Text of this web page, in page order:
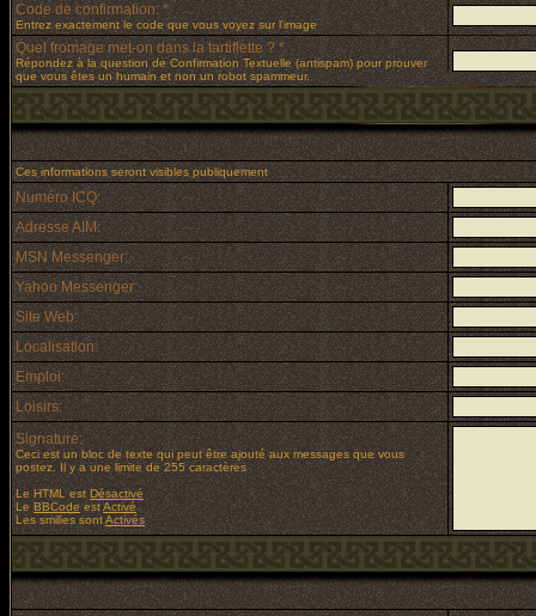
Code de confirmation: *
Entrez exactement le code que vous voyez sur l'image
Quel fromage met-on dans la tartiflette ? *
Répondez à la question de Confirmation Textuelle (antispam) pour prouver
que vous êtes un humain et non un robot spammeur.
Ces informations seront visibles publiquement
Numéro ICQ:
Adresse AIM:
MSN Messenger:
Yahoo Messenger:
Site Web:
Localisation:
Emploi:
Loisirs:
Signature:
Ceci est un bloc de texte qui peut être ajouté aux messages que vous
postez. Il y a une limite de 255 caractères
Le HTML est Désactivé
Le BBCodeestActivé
Les smilies sontActivés